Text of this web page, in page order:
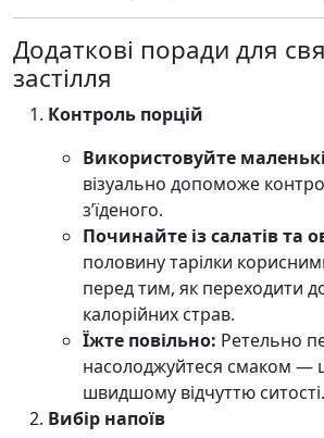
Додаткові поради для
застілля
Контроль порцій
Використовуйте
візуально допоможе
з’їденого.
Починайте із салатів та
половину тарілки
перед тим, як переходити
калорійних страв.
Їжте повільно: Ретельно
насолоджуйтеся смаком —
швидшому відчуттю ситості.
Вибір напоїв